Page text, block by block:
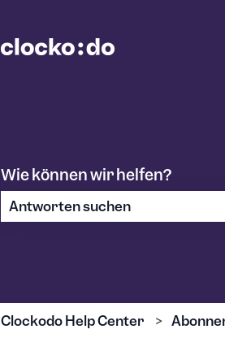
Wie können wir helfen?
Clockodo Help Center